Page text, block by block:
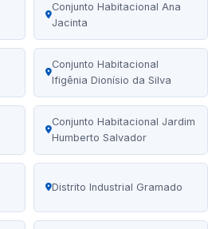
Conjunto Habitacional Ana
Jacinta
Conjunto Habitacional
Ifigênia Dionísio da Silva
Conjunto Habitacional Jardim
Humberto Salvador
Distrito Industrial Gramado